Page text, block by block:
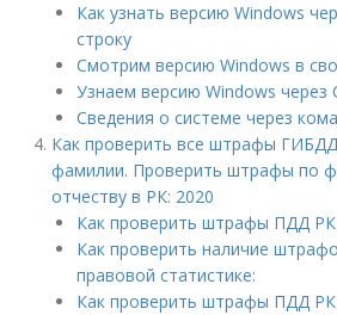
Как узнать версию Windows
строку
Смотрим версию Windows в
Узнаем версию Windows через
Сведения о системе через
Как проверить все штрафы
фамилии. Проверить штрафы по
отчеству в РК: 2020
Как проверить штрафы ПДД РК
Как проверить наличие
правовой статистике:
Как проверить штрафы ПДД РК